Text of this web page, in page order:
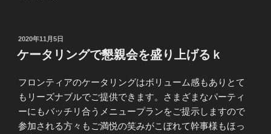
投
稿
日:
2020年11月5日
ケータリングで懇親会を盛り上げるｋ
フロンティアのケータリングはボリューム感もありとて
もリーズナブルでご提供できます。さまざまなパーティ
ーにもバッチリ合うメニュープランをご提示しますので
参加される方々もご満悦の笑みがこぼれて幹事様もほっ